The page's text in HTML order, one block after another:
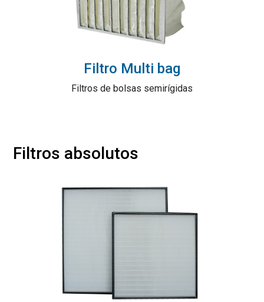
Filtro Multi bag
Filtros de bolsas semirígidas
Filtros absolutos